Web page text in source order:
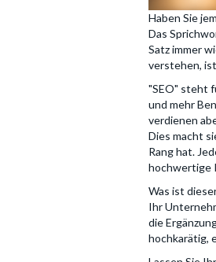
Haben Sie
Das
Satz immer
verstehen,
"SEO" steht
und mehr
verdienen
Dies macht
Rang hat.
hochwertige
Was ist
Ihr
die
hochkarätig,